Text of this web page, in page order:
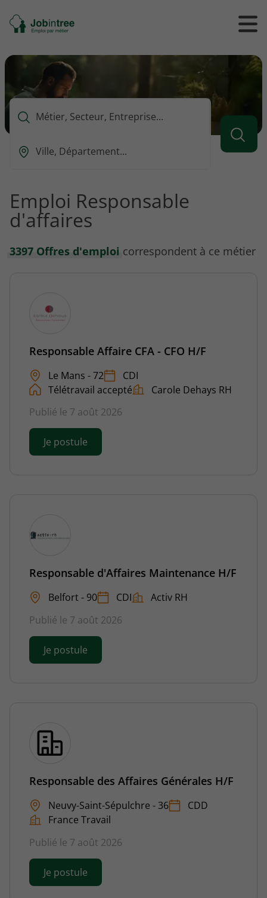
Se
rendre
l'accueil
Ouvrir
/
le
Que
vous
rechercher
Ou
vous
voulez
rechercher
Emploi Responsable
d'affaires
3397 Offres d'emploi correspondent à ce métier
Responsable Affaire CFA - CFO H/F
Le Mans - 72
CDI
Télétravail accepté
Carole Dehays RH
Publié le 7 août 2026
Je postule
Responsable d'Affaires Maintenance H/F
Belfort - 90 CDI
Activ RH
Publié le 7 août 2026
Je postule
Responsable des Affaires Générales H/F
Neuvy-Saint-Sépulchre - 36
CDD
France Travail
Publié le 7 août 2026
Je postule